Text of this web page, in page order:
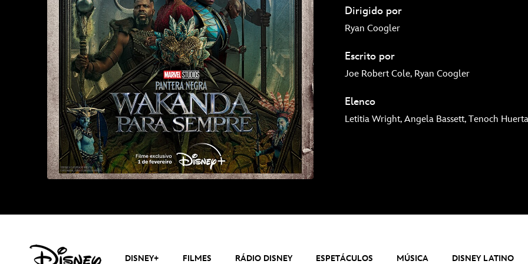
Dirigido por
Ryan Coogler
Escrito por
Joe Robert Cole, Ryan Coogler
Elenco
Letitia Wright, Angela Bassett, Tenoch
DISNEY+ FILMES RÁDIO DISNEY ESPETÁCULOS MÚSICA DISNEY LATINO